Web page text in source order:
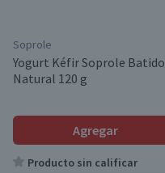
Soprole
Yogurt Kéfir Soprole Batido
Natural 120 g
Agregar
Producto sin calificar